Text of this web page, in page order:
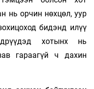
нь орчин нөхцөл, уур
бидэнд илүү
хотынх нь
гараагүй ч дахин